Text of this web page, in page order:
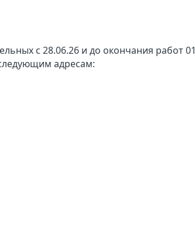
с 28.06.26 и до окончания работ
адресам: